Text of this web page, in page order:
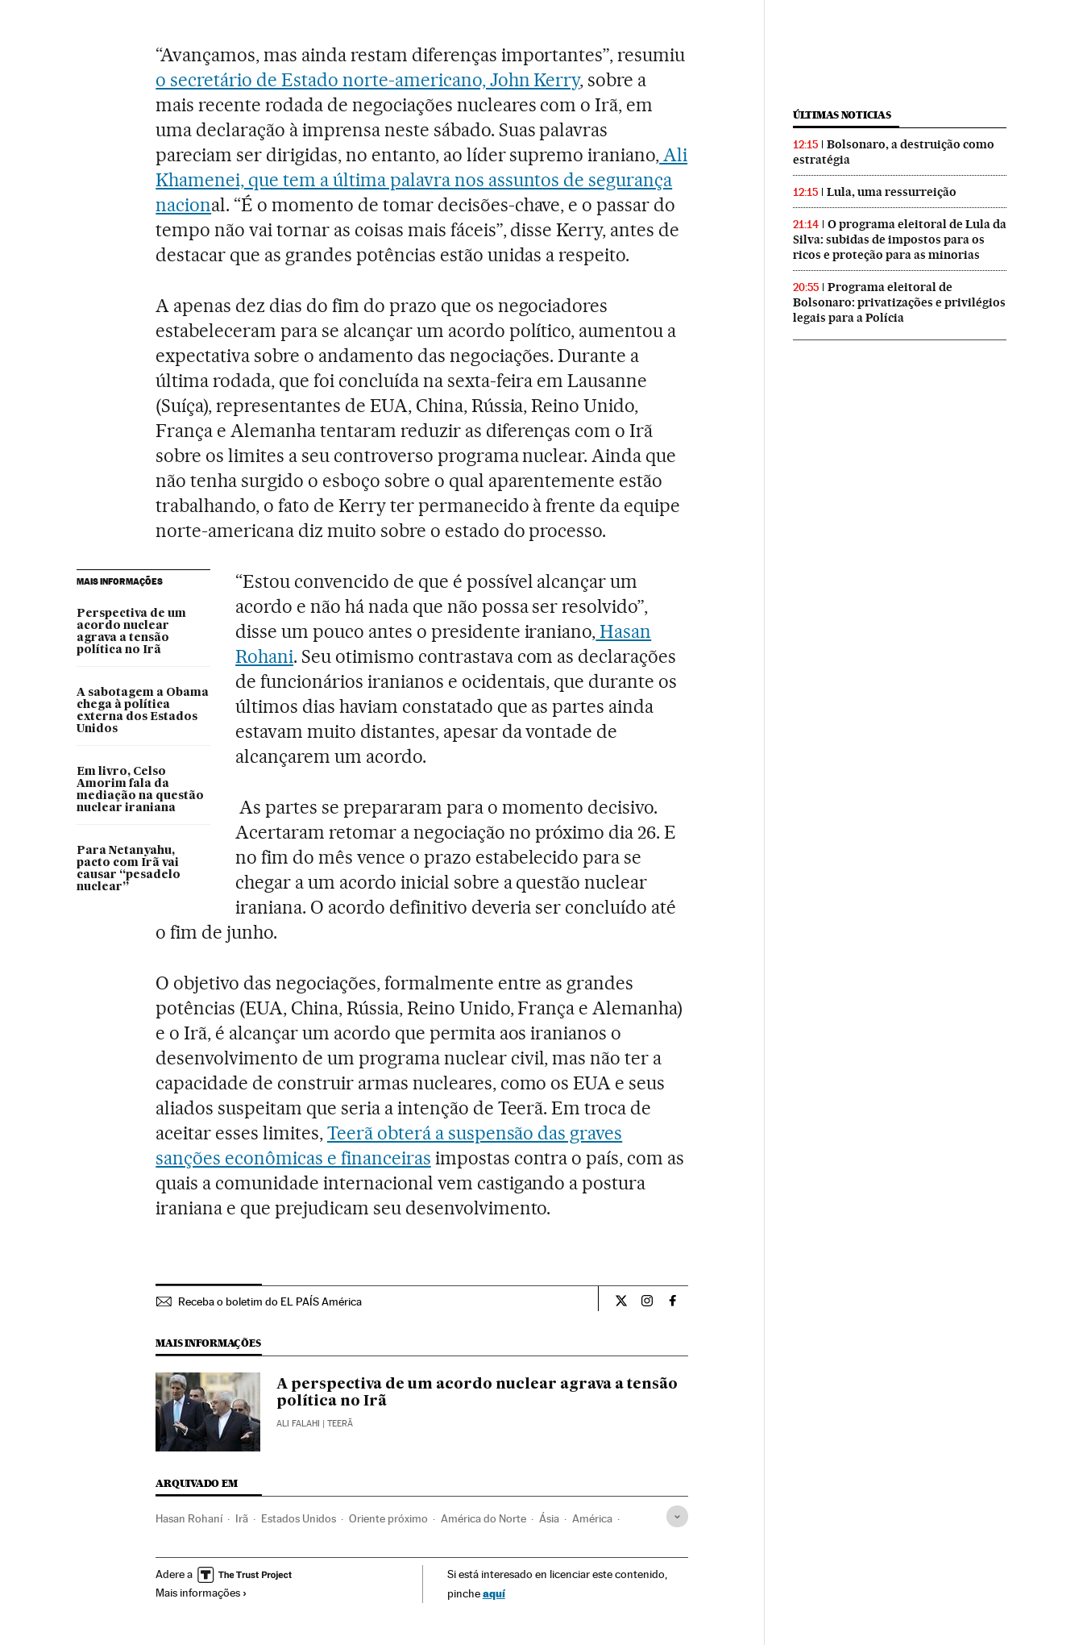
“Avançamos, mas ainda restam diferenças importantes”, resumiu
o secretário de Estado norte-americano, John Kerry, sobre a
mais recente rodada de negociações nucleares com o Irã, em
uma declaração à imprensa neste sábado. Suas palavras
pareciam ser dirigidas, no entanto, ao líder supremo iraniano,Ali
Khamenei, que tem a última palavra nos assuntos de segurança
nacional. “É o momento de tomar decisões-chave, e o passar do
tempo não vai tornar as coisas mais fáceis”, disse Kerry, antes de
destacar que as grandes potências estão unidas a respeito.
A apenas dez dias do fim do prazo que os negociadores
estabeleceram para se alcançar um acordo político, aumentou a
expectativa sobre o andamento das negociações. Durante a
última rodada, que foi concluída na sexta-feira em Lausanne
(Suíça), representantes de EUA, China, Rússia, Reino Unido,
França e Alemanha tentaram reduzir as diferenças com o Irã
sobre os limites a seu controverso programa nuclear. Ainda que
não tenha surgido o esboço sobre o qual aparentemente estão
trabalhando, o fato de Kerry ter permanecido à frente da equipe
norte-americana diz muito sobre o estado do processo.
MAIS INFORMAÇÕES
Perspectiva de um
acordo nuclear
agrava a tensão
política no Irã
A sabotagem a Obama
chega à política
externa dos Estados
Unidos
Em livro, Celso
Amorim fala da
mediação na questão
nuclear iraniana
Para Netanyahu,
pacto com Irã vai
causar “pesadelo
nuclear”
“Estou convencido de que é possível alcançar um
acordo e não há nada que não possa ser resolvido”,
disse um pouco antes o presidente iraniano,Hasan
Rohani. Seu otimismo contrastava com as declarações
de funcionários iranianos e ocidentais, que durante os
últimos dias haviam constatado que as partes ainda
estavam muito distantes, apesar da vontade de
alcançarem um acordo.
As partes se prepararam para o momento decisivo.
Acertaram retomar a negociação no próximo dia 26. E
no fim do mês vence o prazo estabelecido para se
chegar a um acordo inicial sobre a questão nuclear
iraniana. O acordo definitivo deveria ser concluído até
o fim de junho.
O objetivo das negociações, formalmente entre as grandes
potências (EUA, China, Rússia, Reino Unido, França e Alemanha)
e o Irã, é alcançar um acordo que permita aos iranianos o
desenvolvimento de um programa nuclear civil, mas não ter a
capacidade de construir armas nucleares, como os EUA e seus
aliados suspeitam que seria a intenção de Teerã. Em troca de
aceitar esses limites,Teerã obterá a suspensão das graves
sanções econômicas e financeiras impostas contra o país, com as
quais a comunidade internacional vem castigando a postura
iraniana e que prejudicam seu desenvolvimento.
Receba o boletim do EL PAÍS América Internacional El País Brasil en Twitter
Internacional El País Brasil en Instagram
Internacional El País Brasil en Facebook
MAIS INFORMAÇÕES
A perspectiva de um acordo nuclear agrava a tensão
política no Irã
ALI FALAHI | TEERÃ
ARQUIVADO EM
Hasan Rohaní Irã Estados Unidos Oriente próximo América do Norte Ásia América
Tratados desarmamento Energia nuclear Armas nucleares Tratados internacionais
Relações exteriores
Adere a
Mais informações
Si está interesado en licenciar este contenido,
pincheaquí
ÚLTIMAS NOTICIAS
12:15
Bolsonaro, a destruição como
estratégia
12:15 Lula, uma ressurreição
21:14
O programa eleitoral de Lula da
Silva: subidas de impostos para os
ricos e proteção para as minorias
20:55
Programa eleitoral de
Bolsonaro: privatizações e privilégios
legais para a Polícia